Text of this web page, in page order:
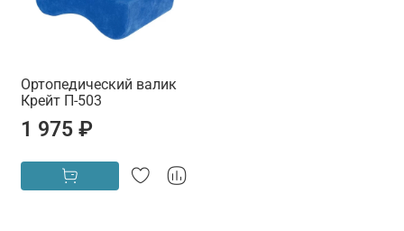
Ортопедический валик
Крейт П-503
1 975 ₽